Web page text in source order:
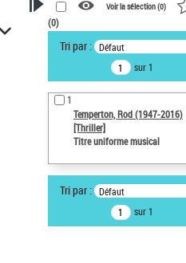
VOTRE RECHERCHE
Recherche avancée dans les
notices d’autorité
Œuvres liées à l'auteur :
Temperton, Rod (1947-2016)
Auteur d’œuvre
Type de notice d'autorité
Titre uniforme musical
Pays
Voir la sélection (0)
(0)
Tri par : Défaut
sur 1
1
Temperton, Rod (1947-2016)
[Thriller]
Titre uniforme musical
Tri par : Défaut
sur 1